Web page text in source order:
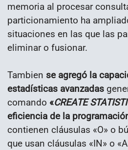
memoria al procesar
particionamiento ha
situaciones en las que las
eliminar o fusionar.
Tambien se agregó la
estadísticas avanzadas
comando «CREATE
eficiencia de la
contienen cláusulas «O» o
que usan cláusulas «IN» o